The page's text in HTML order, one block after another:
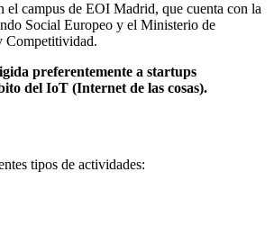
el campus de EOI Madrid, que cuenta con la
Social Europeo y el Ministerio de
Competitividad.
preferentemente a startups
del IoT (Internet de las cosas).
tipos de actividades: